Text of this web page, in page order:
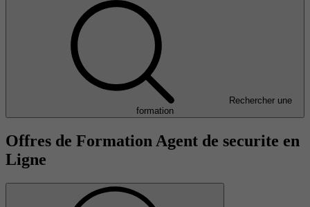
Rechercher une
formation
Offres de Formation Agent de securite en
Ligne